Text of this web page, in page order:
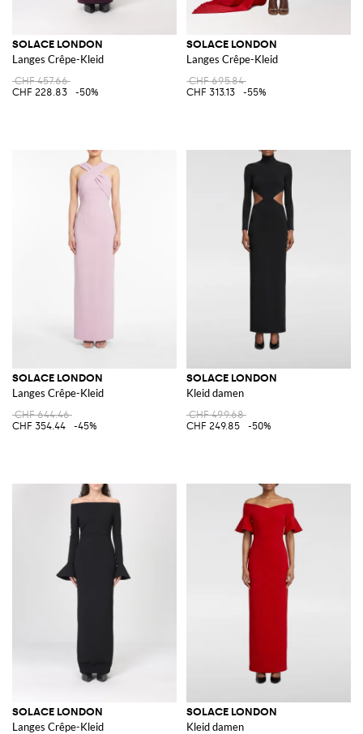
SOLACE LONDON
Langes Crêpe-Kleid
CHF 457.66
CHF 228.83
-50%
SOLACE LONDON
Langes Crêpe-Kleid
CHF 695.84
CHF 313.13
-55%
SOLACE LONDON
Langes Crêpe-Kleid
CHF 644.46
CHF 354.44
-45%
SOLACE LONDON
Kleid damen
CHF 499.68
CHF 249.85
-50%
SOLACE LONDON
Langes Crêpe-Kleid
SOLACE LONDON
Kleid damen